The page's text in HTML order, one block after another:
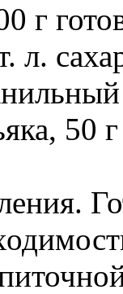
г
л.
50